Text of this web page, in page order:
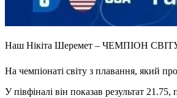
Наш Нікіта Шеремет – ЧЕМПІОН СВІТУ
На чемпіонаті світу з плавання, який
У півфіналі він показав результат